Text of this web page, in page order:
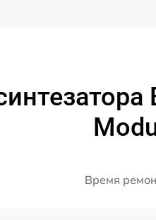
Время